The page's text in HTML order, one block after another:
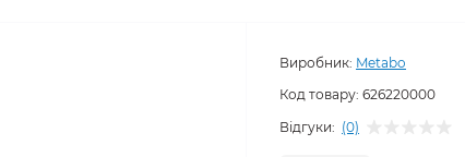
Виробник: Metabo
Код товару: 626220000
Відгуки: (0)